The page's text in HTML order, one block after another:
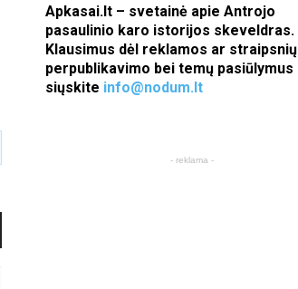
Apkasai.lt – svetainė apie Antrojo
pasaulinio karo istorijos skeveldras.
Klausimus dėl reklamos ar straipsnių
perpublikavimo bei temų pasiūlymus
siųskite info@nodum.lt
- reklama -